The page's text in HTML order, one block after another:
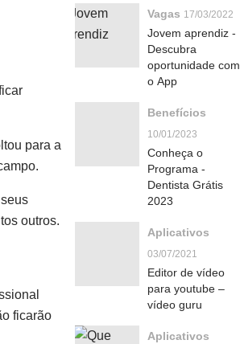
para a
outros.
ficarão
Vagas 17/03/2022
Jovem aprendiz -
Descubra
oportunidade com
o App
Benefícios
10/01/2023
Conheça o
Programa -
Dentista Grátis
2023
Aplicativos
03/07/2021
Editor de vídeo
para youtube –
vídeo guru
Aplicativos